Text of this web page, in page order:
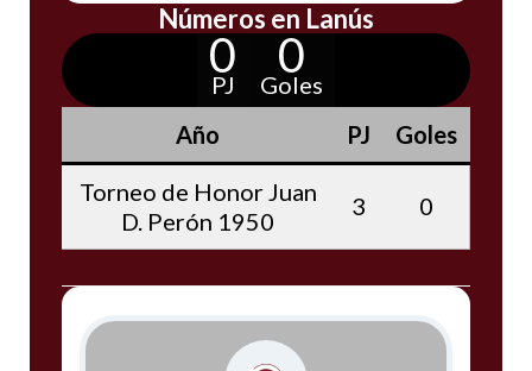
Números en Lanús
0
PJ
0
Goles
Año
PJ
Goles
Torneo de Honor Juan
D. Perón 1950
3 0